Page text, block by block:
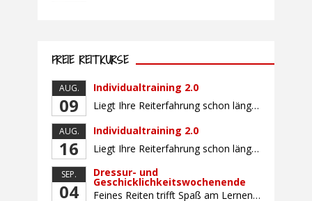
FREIE REITKURSE
AUG.
09
Individualtraining 2.0
Liegt Ihre Reiterfahrung schon länger zurück oder fühlen Sie sich noch nicht richtig fit? Oder sind Sie bereits ein sicherer Reiter und freuen sich auf weiterführenden Unterricht? Training für Reiter:innen mit unterschiedlicher Reiterfahrung, auf die Wünsche und Kenntnisse des Einzelnen abgestimmt. Ein abwechslungsreiches Programm mit individuellem Reitunterricht mit unterschiedlichen Schwerpunkten und für Fortgeschrittene auch mit […]
AUG.
16
Individualtraining 2.0
Liegt Ihre Reiterfahrung schon länger zurück oder fühlen Sie sich noch nicht richtig fit? Oder sind Sie bereits ein sicherer Reiter und freuen sich auf weiterführenden Unterricht? Training für Reiter:innen mit unterschiedlicher Reiterfahrung, auf die Wünsche und Kenntnisse des Einzelnen abgestimmt. Ein abwechslungsreiches Programm mit individuellem Reitunterricht mit unterschiedlichen Schwerpunkten und für Fortgeschrittene auch mit […]
SEP.
04
Dressur- und
Geschicklichkeitswochenende
Feines Reiten trifft Spaß am Lernen! Für gutes und feines Dressurreiten ist das Zusammenwirken der Hilfen unerlässlich. Lernen Sie, die reiterlichen Hilfen bewusst, koordiniert und fein aufeinander abgestimmt mit Hilfe von zielbringenden Geschicklichkeitsaufgaben einzusetzen. Gemeinsam arbeiten wir daran, wie Sie mit minimalen, aber klaren Signalen maximale Wirkung erreichen – für ein zufriedenes, losgelassenes Pferd und […]